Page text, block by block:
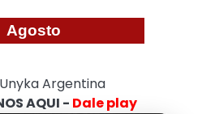
Agosto
Argentina
AQUI - Dale play